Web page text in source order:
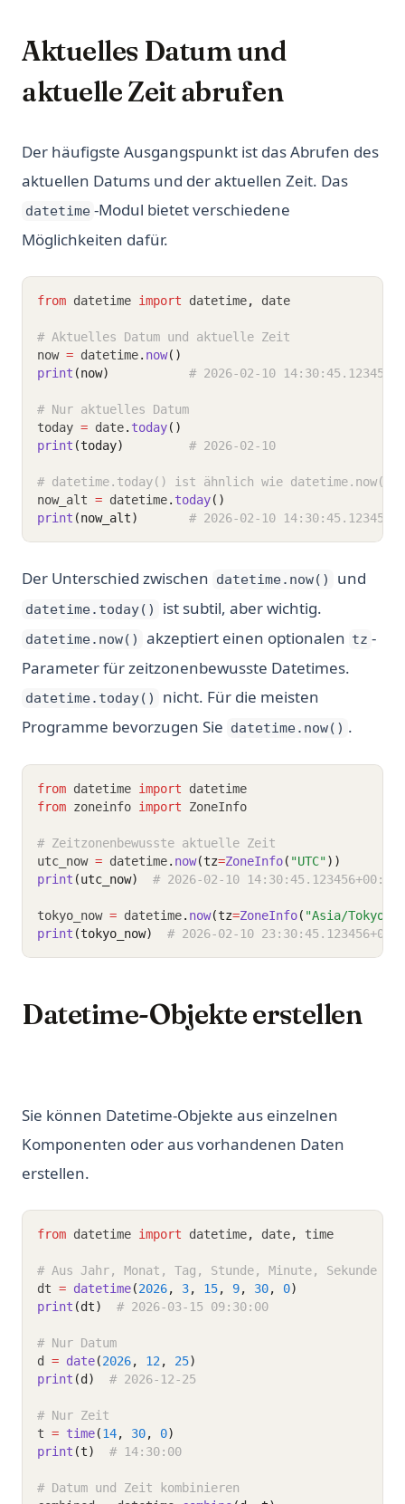
Aktuelles Datum und
aktuelle Zeit abrufen
Der häufigste Ausgangspunkt ist das Abrufen des
aktuellen Datums und der aktuellen Zeit. Das
datetime -Modul bietet verschiedene
Möglichkeiten dafür.
from datetime import datetime, date
# Aktuelles Datum und aktuelle Zeit
now = datetime. now()
print (now) # 2026-02-10 14:30:45.123456
# Nur aktuelles Datum
today = date. today()
print (today) # 2026-02-10
# datetime.today() ist ähnlich wie datetime.now()
now_alt = datetime. today()
print (now_alt) # 2026-02-10 14:30:45.123456
Der Unterschied zwischen datetime.now() und
datetime.today() ist subtil, aber wichtig.
datetime.now() akzeptiert einen optionalen tz -
Parameter für zeitzonenbewusste Datetimes.
datetime.today()
nicht. Für die meisten
Programme bevorzugen Sie datetime.now() .
from datetime import datetime
from zoneinfo import ZoneInfo
# Zeitzonenbewusste aktuelle Zeit
utc_now = datetime. now(tz=ZoneInfo( "UTC"))
print (utc_now) # 2026-02-10 14:30:45.123456+00:00
tokyo_now = datetime. now(tz=ZoneInfo( "Asia/Tokyo"
print (tokyo_now) # 2026-02-10
Datetime-Objekte erstellen
Sie können Datetime-Objekte aus einzelnen
Komponenten oder aus vorhandenen Daten
erstellen.
from datetime import datetime, date, time
# Aus Jahr, Monat, Tag, Stunde, Minute, Sekunde
dt = datetime(2026, 3, 15, 9, 30, 0)
print (dt) # 2026-03-15 09:30:00
# Nur Datum
d = date(2026, 12 , 25)
print (d) # 2026-12-25
# Nur Zeit
t = time(14, 30, 0)
print (t) # 14:30:00
# Datum und Zeit kombinieren